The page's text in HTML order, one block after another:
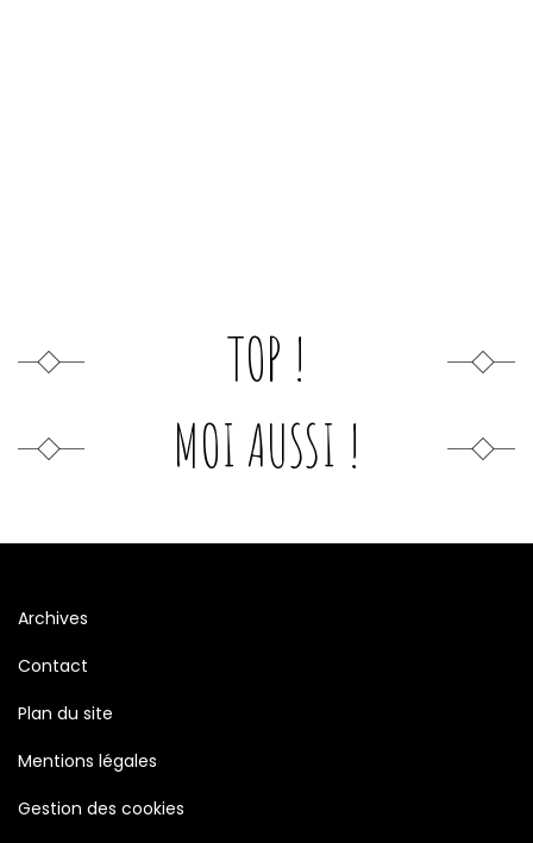
TOP !
MOI AUSSI !
Archives
Contact
Plan du site
Mentions légales
Gestion des cookies